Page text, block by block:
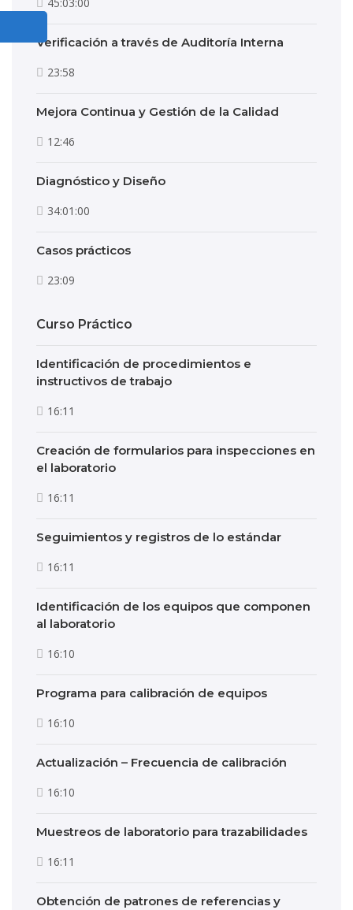
Verificación a través de Auditoría Interna
23:58
Mejora Continua y Gestión de la Calidad
12:46
Diagnóstico y Diseño
34:01:00
Casos prácticos
23:09
Curso Práctico
Identificación de procedimientos e
instructivos de trabajo
16:11
Creación de formularios para inspecciones en
el laboratorio
16:11
Seguimientos y registros de lo estándar
16:11
Identificación de los equipos que componen
al laboratorio
16:10
Programa para calibración de equipos
16:10
Actualización – Frecuencia de calibración
16:10
Muestreos de laboratorio para trazabilidades
16:11
Obtención de patrones de referencias y